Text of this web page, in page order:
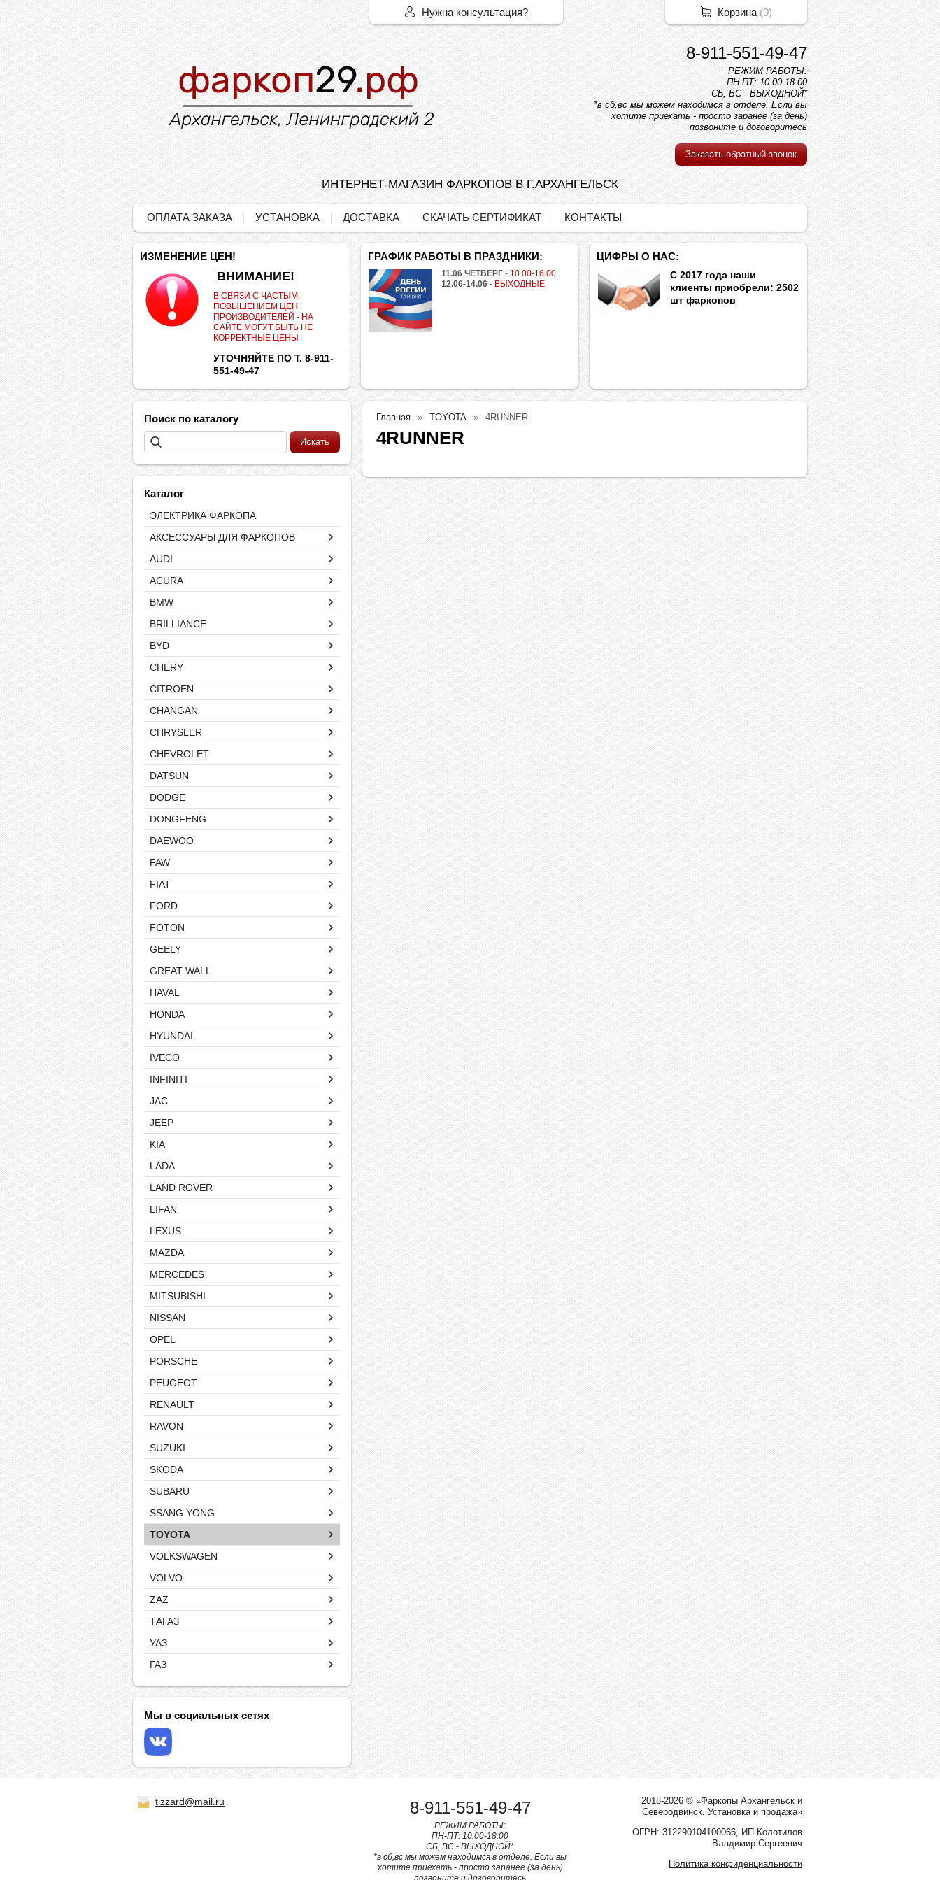
8-911-551-49-47
РЕЖИМ РАБОТЫ:
ПН-ПТ: 10.00-18.00
СБ, ВС - ВЫХОДНОЙ*
*в сб,вс мы можем находимся в отделе. Если вы
хотите приехать - просто заранее (за день)
позвоните и договоритесь
Заказать обратный звонок
ИНТЕРНЕТ-МАГАЗИН ФАРКОПОВ В Г.АРХАНГЕЛЬСК
ОПЛАТА ЗАКАЗА УСТАНОВКА ДОСТАВКА СКАЧАТЬ СЕРТИФИКАТ КОНТАКТЫ
ИЗМЕНЕНИЕ ЦЕН!
ВНИМАНИЕ!
В СВЯЗИ С ЧАСТЫМ
ПОВЫШЕНИЕМ ЦЕН
ПРОИЗВОДИТЕЛЕЙ - НА
САЙТЕ МОГУТ БЫТЬ НЕ
КОРРЕКТНЫЕ ЦЕНЫ
УТОЧНЯЙТЕ ПО Т. 8-911-
551-49-47
ГРАФИК РАБОТЫ В ПРАЗДНИКИ:
11.06 ЧЕТВЕРГ - 10.00-16.00
12.06-14.06 - ВЫХОДНЫЕ
ЦИФРЫ О НАС:
С 2017 года наши
клиенты приобрели: 2502
шт фаркопов
Поиск по каталогу
Каталог
ЭЛЕКТРИКА ФАРКОПА
АКСЕССУАРЫ ДЛЯ ФАРКОПОВ
AUDI
ACURA
BMW
BRILLIANCE
BYD
CHERY
CITROEN
CHANGAN
CHRYSLER
CHEVROLET
DATSUN
DODGE
DONGFENG
DAEWOO
FAW
FIAT
FORD
FOTON
GEELY
GREAT WALL
HAVAL
HONDA
HYUNDAI
IVECO
INFINITI
JAC
JEEP
KIA
LADA
LAND ROVER
LIFAN
LEXUS
MAZDA
MERCEDES
MITSUBISHI
NISSAN
OPEL
PORSCHE
PEUGEOT
RENAULT
RAVON
SUZUKI
SKODA
SUBARU
SSANG YONG
TOYOTA
VOLKSWAGEN
VOLVO
ZAZ
ТАГАЗ
УАЗ
ГАЗ
Мы в социальных сетях
Главная TOYOTA 4RUNNER
4RUNNER
tizzard@mail.ru
2018-2026 © «Фаркопы Архангельск и
Северодвинск. Установка и продажа»
ОГРН: 312290104100066, ИП Колотилов
Владимир Сергеевич
Политика конфиденциальности
8-911-551-49-47
РЕЖИМ РАБОТЫ:
ПН-ПТ: 10.00-18.00
СБ, ВС - ВЫХОДНОЙ*
*в сб,вс мы можем находимся в отделе. Если вы
хотите приехать - просто заранее (за день)
позвоните и договоритесь
Нужна консультация? Корзина (0)